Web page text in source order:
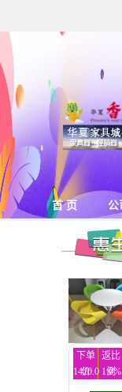
下单
价
1420.0
返比
例
1.0%